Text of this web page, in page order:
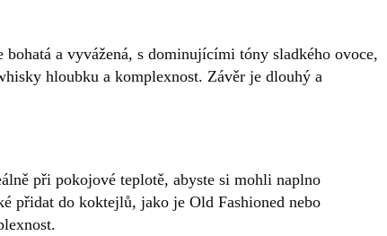
a vyvážená, s dominujícími tóny sladkého ovoce,
hloubku a komplexnost. Závěr je dlouhý a
při pokojové teplotě, abyste si mohli naplno
přidat do koktejlů, jako je Old Fashioned nebo